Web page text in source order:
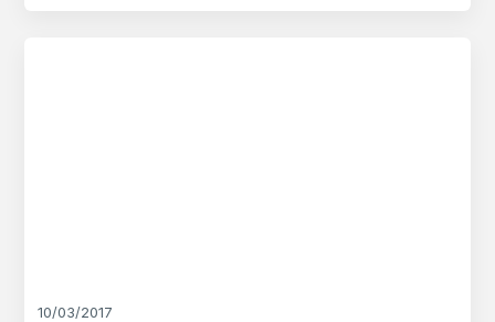
10/03/2017